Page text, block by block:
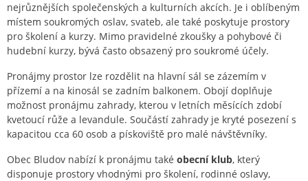
nejrůznějších společenských a kulturních akcích. Je i oblíbeným
místem soukromých oslav, svateb, ale také poskytuje prostory
pro školení a kurzy. Mimo pravidelné zkoušky a pohybové či
hudební kurzy, bývá často obsazený pro soukromé účely.
Pronájmy prostor lze rozdělit na hlavní sál se zázemím v
přízemí a na kinosál se zadním balkonem. Obojí doplňuje
možnost pronájmu zahrady, kterou v letních měsících zdobí
kvetoucí růže a levandule. Součástí zahrady je kryté posezení s
kapacitou cca 60 osob a pískoviště pro malé návštěvníky.
Obec Bludov nabízí k pronájmu také obecní klub, který
disponuje prostory vhodnými pro školení, rodinné oslavy,